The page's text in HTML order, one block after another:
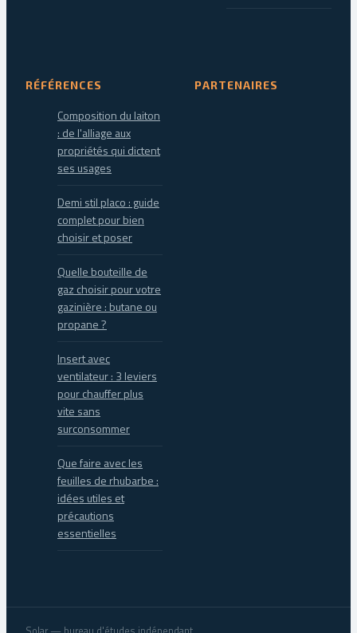
RÉFÉRENCES
Composition du laiton
: de l'alliage aux
propriétés qui dictent
ses usages
Demi stil placo : guide
complet pour bien
choisir et poser
Quelle bouteille de
gaz choisir pour votre
gazinière : butane ou
propane ?
Insert avec
ventilateur : 3 leviers
pour chauffer plus
vite sans
surconsommer
Que faire avec les
feuilles de rhubarbe :
idées utiles et
précautions
essentielles
PARTENAIRES